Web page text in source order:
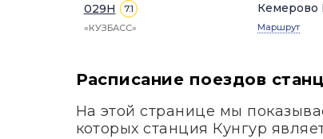
029Н
7.1
«КУЗБАСС»
Кемерово
Маршрут
Расписание поездов
На этой странице мы
которых станция Кунгур